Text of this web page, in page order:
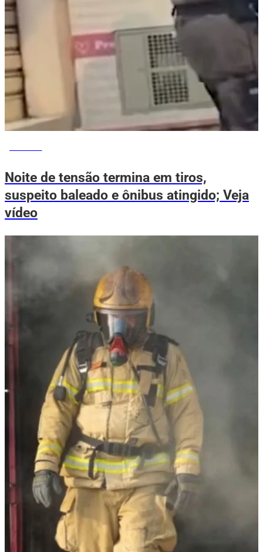
Noite de tensão termina em tiros,
suspeito baleado e ônibus atingido; Veja
vídeo